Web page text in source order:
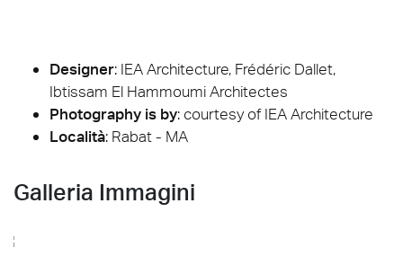
Designer: IEA Architecture, Frédéric Dallet,
Ibtissam El Hammoumi Architectes
Photography is by: courtesy of IEA Architecture
Località: Rabat - MA
Galleria Immagini